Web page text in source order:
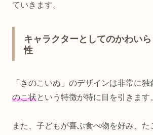
ていきます。
キャラクターとしてのかわい
性
「きのこいぬ」のデザインは非常に独
のこ状という特徴が特に目を引きます
また、子どもが喜ぶ食べ物を好み、